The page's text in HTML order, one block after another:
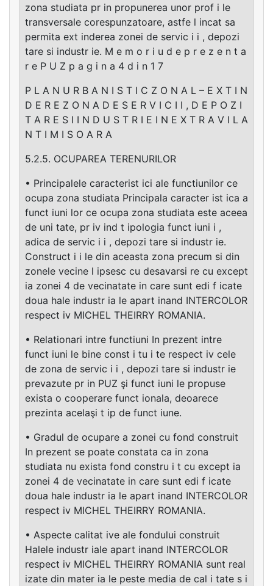
zona studiata pr in propunerea unor prof i le
transversale corespunzatoare, astfe l incat sa
permita ext inderea zonei de servic i i , depozi
tare si industr ie. M e m o r i u d e p r e z e n t a
r e P U Z p a g i n a 4 d i n 1 7
P L A N U R B A N I S T I C Z O N A L – E X T I N
D E R E Z O N A D E S E R V I C I I , D E P O Z I
T A R E S I I N D U S T R I E I N E X T R A V I L A
N T I M I S O A R A
5.2.5. OCUPAREA TERENURILOR
• Principalele caracterist ici ale functiunilor ce
ocupa zona studiata Principala caracter ist ica a
funct iuni lor ce ocupa zona studiata este aceea
de uni tate, pr iv ind t ipologia funct iuni i ,
adica de servic i i , depozi tare si industr ie.
Construct i i le din aceasta zona precum si din
zonele vecine l ipsesc cu desavarsi re cu except
ia zonei 4 de vecinatate in care sunt edi f icate
doua hale industr ia le apart inand INTERCOLOR
respect iv MICHEL THEIRRY ROMANIA.
• Relationari intre functiuni In prezent intre
funct iuni le bine const i tu i te respect iv cele
de zona de servic i i , depozi tare si industr ie
prevazute pr in PUZ şi funct iuni le propuse
exista o cooperare funct ionala, deoarece
prezinta acelaşi t ip de funct iune.
• Gradul de ocupare a zonei cu fond construit
In prezent se poate constata ca in zona
studiata nu exista fond constru i t cu except ia
zonei 4 de vecinatate in care sunt edi f icate
doua hale industr ia le apart inand INTERCOLOR
respect iv MICHEL THEIRRY ROMANIA.
• Aspecte calitat ive ale fondului construit
Halele industr iale apart inand INTERCOLOR
respect iv MICHEL THEIRRY ROMANIA sunt real
izate din mater ia le peste media de cal i tate s i